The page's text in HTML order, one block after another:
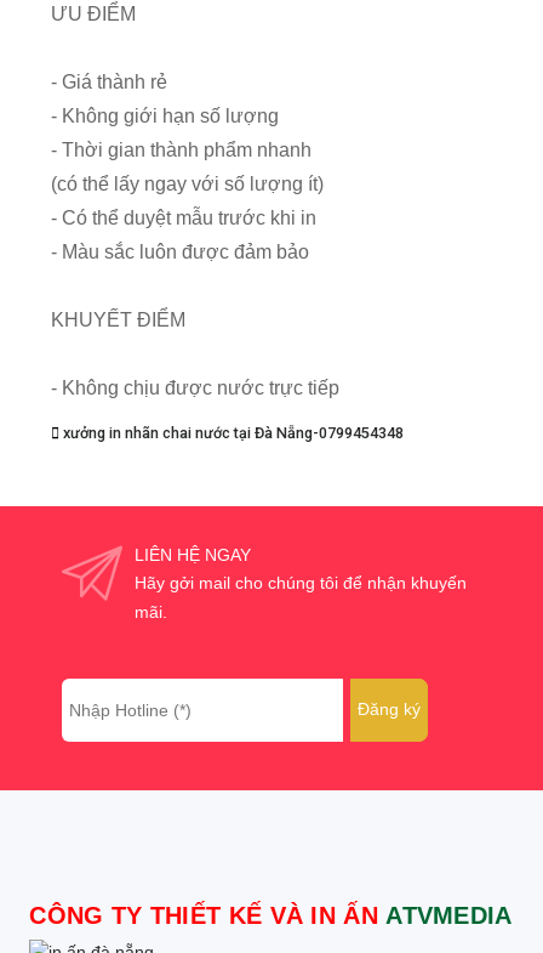
ƯU ĐIỂM
- Giá thành rẻ
- Không giới hạn số lượng
- Thời gian thành phẩm nhanh
(có thể lấy ngay với số lượng ít)
- Có thể duyệt mẫu trước khi in
- Màu sắc luôn được đảm bảo
KHUYẾT ĐIỂM
- Không chịu được nước trực tiếp
xưởng in nhãn chai nước tại Đà Nẵng-0799454348
LIÊN HỆ NGAY
Hãy gởi mail cho chúng tôi để nhận khuyến
mãi.
CÔNG TY THIẾT KẾ VÀ IN ẤN ATVMEDIA